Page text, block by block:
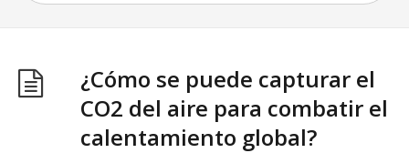
¿Cómo se puede capturar el
CO2 del aire para combatir el
calentamiento global?